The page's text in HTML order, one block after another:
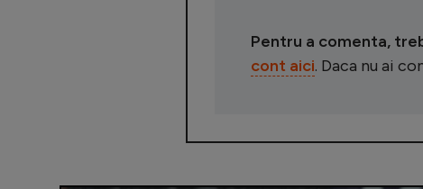
Pentru a comenta,
cont aici. Daca nu ai